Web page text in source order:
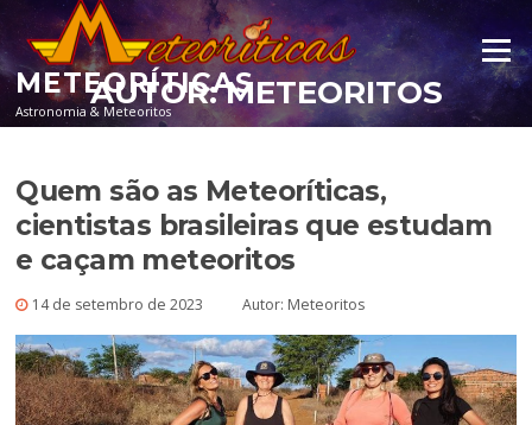
Pular para o conteúdo
METEORÍTICAS
Astronomia & Meteoritos
Menu
AUTOR:METEORITOS
Quem são as Meteoríticas,
cientistas brasileiras que estudam
e caçam meteoritos
14 de setembro de 2023 Autor: Meteoritos